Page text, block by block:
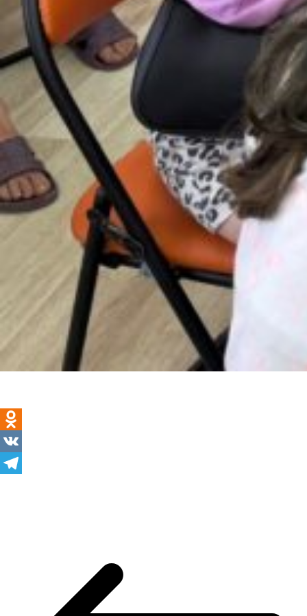
Odnoklassniki
VK